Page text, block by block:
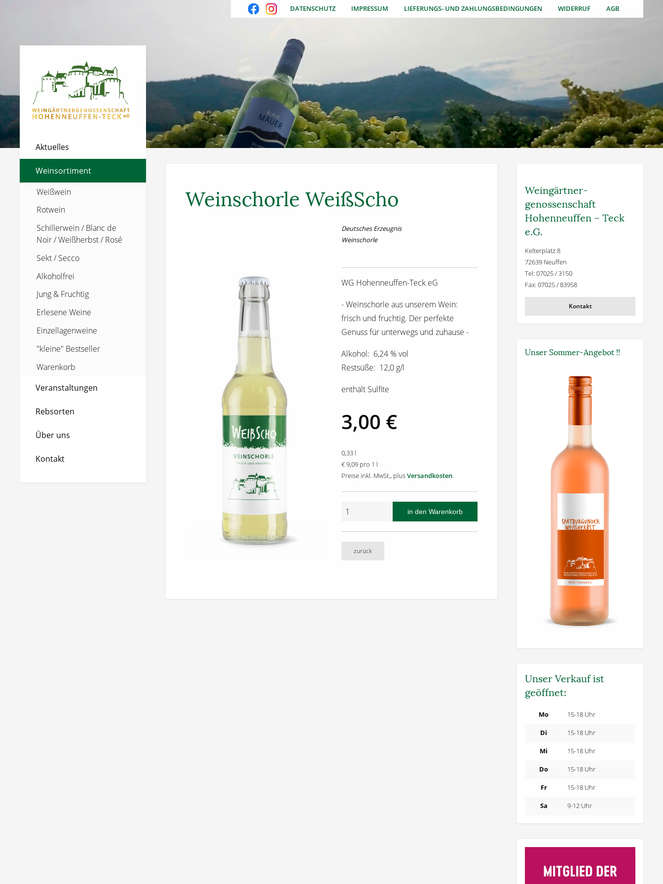
DATENSCHUTZ IMPRESSUM LIEFERUNGS- UND ZAHLUNGSBEDINGUNGEN WIDERRUF AGB
Aktuelles
Weinsortiment
Weißwein
Rotwein
Schillerwein / Blanc de
Noir / Weißherbst / Rosé
Sekt / Secco
Alkoholfrei
Jung & Fruchtig
Erlesene Weine
Einzellagenweine
"kleine" Bestseller
Warenkorb
Veranstaltungen
Rebsorten
Über uns
Kontakt
Weinschorle WeißScho
Deutsches Erzeugnis
Weinschorle
WG Hohenneuffen-Teck eG
- Weinschorle aus unserem Wein:
frisch und fruchtig. Der perfekte
Genuss für unterwegs und zuhause -
Alkohol: 6,24 % vol
Restsüße: 12,0 g/l
enthält Sulfite
3,00 €
0,33 l
€ 9,09 pro 1 l
Preise inkl. MwSt., plusVersandkosten.
zurück
Weingärtner­
genossenschaft
Hohenneuffen – Teck
e.G.
Kelterplatz 8
72639 Neuffen
Tel: 07025 / 3150
Fax: 07025 / 83958
Kontakt
Unser Sommer-Angebot !!
Unser Verkauf ist
geöffnet:
Mo 15-18 Uhr
Di 15-18 Uhr
Mi 15-18 Uhr
Do 15-18 Uhr
Fr 15-18 Uhr
Sa 9-12 Uhr